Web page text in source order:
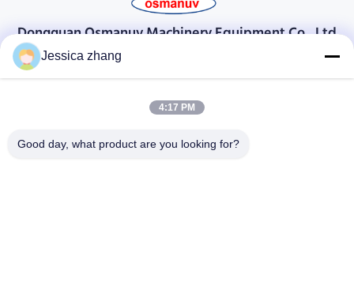
Dongguan Osmanuv Machinery Equipment Co., Ltd
डोंगगुआन ओस्मानुव मशीनरी उपकरण कं, लिमिटेड
28 दूसरा औद्योगिक, लियू चोंग वी, वानजियांग, डोंगगुआन, ग्वांगडोंग, चीन
86-769 -88125248
Jessica zhang
4:17 PM
Good day, what product are you looking for?